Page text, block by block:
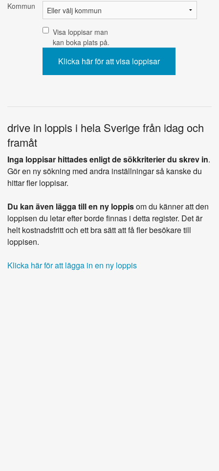
Kommun
Visa loppisar man
kan boka plats på.
drive in loppis i hela Sverige från idag och
framåt
Inga loppisar hittades enligt de sökkriterier du skrev in.
Gör en ny sökning med andra inställningar så kanske du
hittar fler loppisar.
Du kan även lägga till en ny loppisom du känner att den
loppisen du letar efter borde finnas i detta register. Det är
helt kostnadsfritt och ett bra sätt att få fler besökare till
loppisen.
Klicka här för att lägga in en ny loppis